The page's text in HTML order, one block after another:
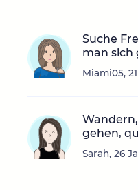
Suche
man sich
Miami05,
gehen,
Sarah, 26